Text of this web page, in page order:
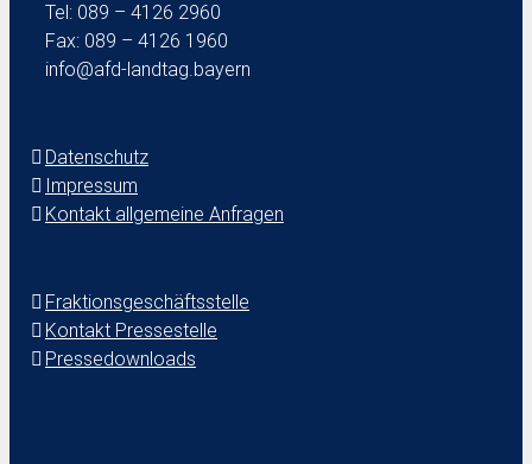
Tel: 089 – 4126 2960
Fax: 089 – 4126 1960
info@afd-landtag.bayern
Datenschutz
Impressum
Kontakt allgemeine Anfragen
Fraktionsgeschäftsstelle
Kontakt Pressestelle
Pressedownloads